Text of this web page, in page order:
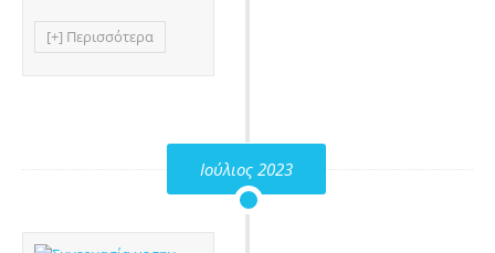
[+] Περισσότερα
Ιούλιος 2023